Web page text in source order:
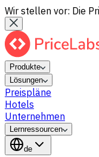
Wir stellen vor: Die
Produkte
Lösungen
Preispläne
Hotels
Unternehmen
Lernressourcen
de